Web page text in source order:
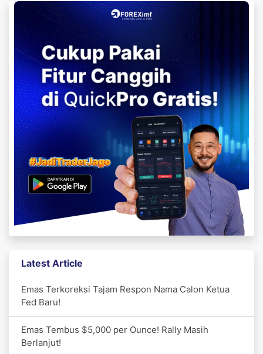
Latest Article
Emas Terkoreksi Tajam Respon Nama Calon Ketua
Fed Baru!
Emas Tembus $5,000 per Ounce! Rally Masih
Berlanjut!